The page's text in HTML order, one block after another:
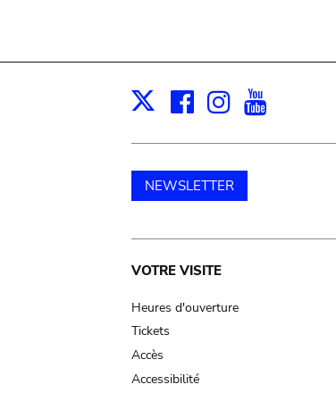
X Facebook
Instagram
NEWSLETTER
Main
navigation
VOTRE VISITE
Heures d'ouverture
Tickets
Accès
Accessibilité